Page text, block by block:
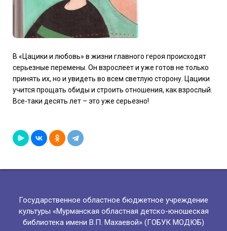
В «Цацики и любовь» в жизни главного героя происходят
серьезные перемены. Он взрослеет и уже готов не только
принять их, но и увидеть во всем светлую сторону. Цацики
учится прощать обиды и строить отношения, как взрослый.
Все-таки десять лет – это уже серьезно!
Государственное областное бюджетное учреждение
культуры «Мурманская областная детско-юношеская
библиотека имени В.П. Махаевой» (ГОБУК МОДЮБ)